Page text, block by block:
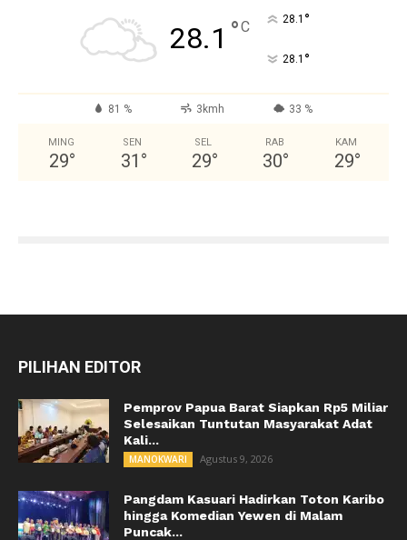
28.1 °C 28.1 °
28.1 °
81 % 3kmh 33 %
MING
29°
SEN
31 °
SEL
29°
RAB
30°
KAM
29°
PILIHAN EDITOR
Pemprov Papua Barat Siapkan Rp5 Miliar
Selesaikan Tuntutan Masyarakat Adat
Kali...
MANOKWARI Agustus 9, 2026
Pangdam Kasuari Hadirkan Toton Karibo
hingga Komedian Yewen di Malam
Puncak...